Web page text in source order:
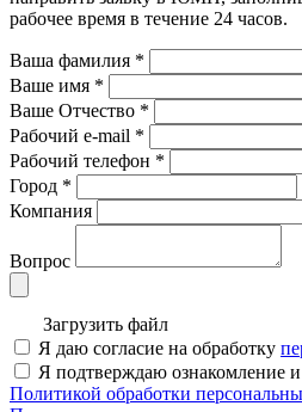
рабочее время в течение 24 часов.
Ваша фамилия *
Ваше имя *
Ваше Отчество *
Рабочий e-mail *
Рабочий телефон *
Город *
Компания
Вопрос
Загрузить файл
Я даю согласие на обработку
Я подтверждаю ознакомление и
Политикой обработки